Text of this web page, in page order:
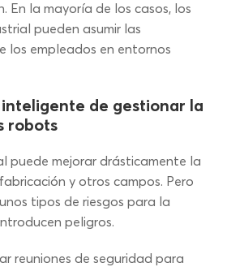
En la mayoría de los casos, los
pueden asumir las
los empleados en entornos
de gestionar la
robots
puede mejorar drásticamente la
y otros campos. Pero
tipos de riesgos para la
peligros.
reuniones de seguridad para